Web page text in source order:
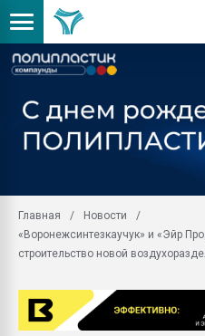
Главная
Новости
«Воронежсинтезкаучук» и «Эйр
строительство новой